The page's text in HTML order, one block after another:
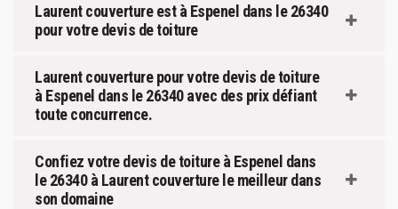
Laurent couverture est à Espenel dans le 26340
pour votre devis de toiture
Laurent couverture pour votre devis de toiture
à Espenel dans le 26340 avec des prix défiant
toute concurrence.
Confiez votre devis de toiture à Espenel dans
le 26340 à Laurent couverture le meilleur dans
son domaine